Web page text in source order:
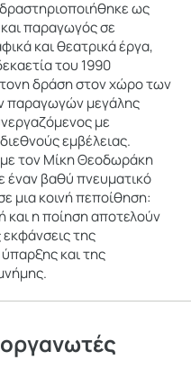
ως
παραγωγός σε
και θεατρικά έργα,
του 1990
δράση στον χώρο των
παραγωγών μεγάλης
με
εμβέλειας.
τον Μίκη Θεοδωράκη
έναν βαθύ πνευματικό
μια κοινή πεποίθηση:
και η ποίηση αποτελούν
της
και της